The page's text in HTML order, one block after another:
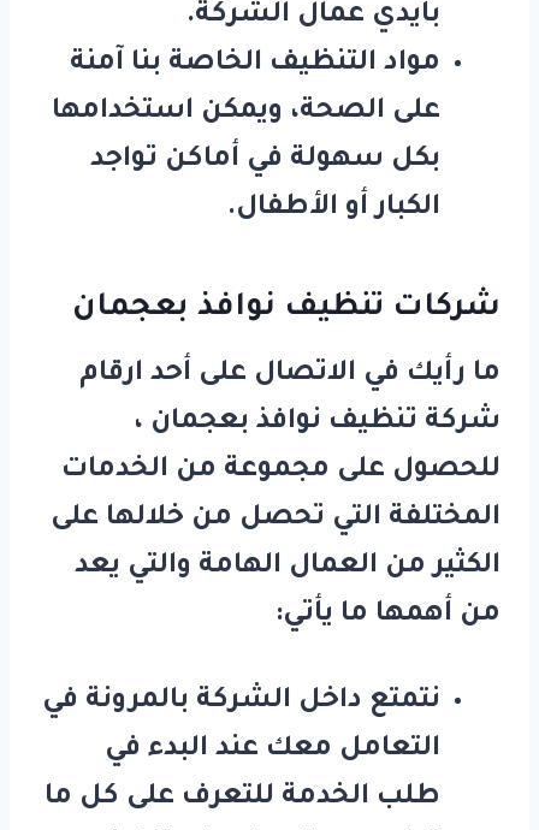
بأيدي عمال الشركة.
مواد التنظيف الخاصة بنا آمنة
على الصحة، ويمكن استخدامها
بكل سهولة في أماكن تواجد
الكبار أو الأطفال.
شركات تنظيف نوافذ بعجمان
ما رأيك في الاتصال على أحد ارقام
شركة تنظيف نوافذ بعجمان ،
للحصول على مجموعة من الخدمات
المختلفة التي تحصل من خلالها على
الكثير من العمال الهامة والتي يعد
من أهمها ما يأتي:
نتمتع داخل الشركة بالمرونة في
التعامل معك عند البدء في
طلب الخدمة للتعرف على كل ما